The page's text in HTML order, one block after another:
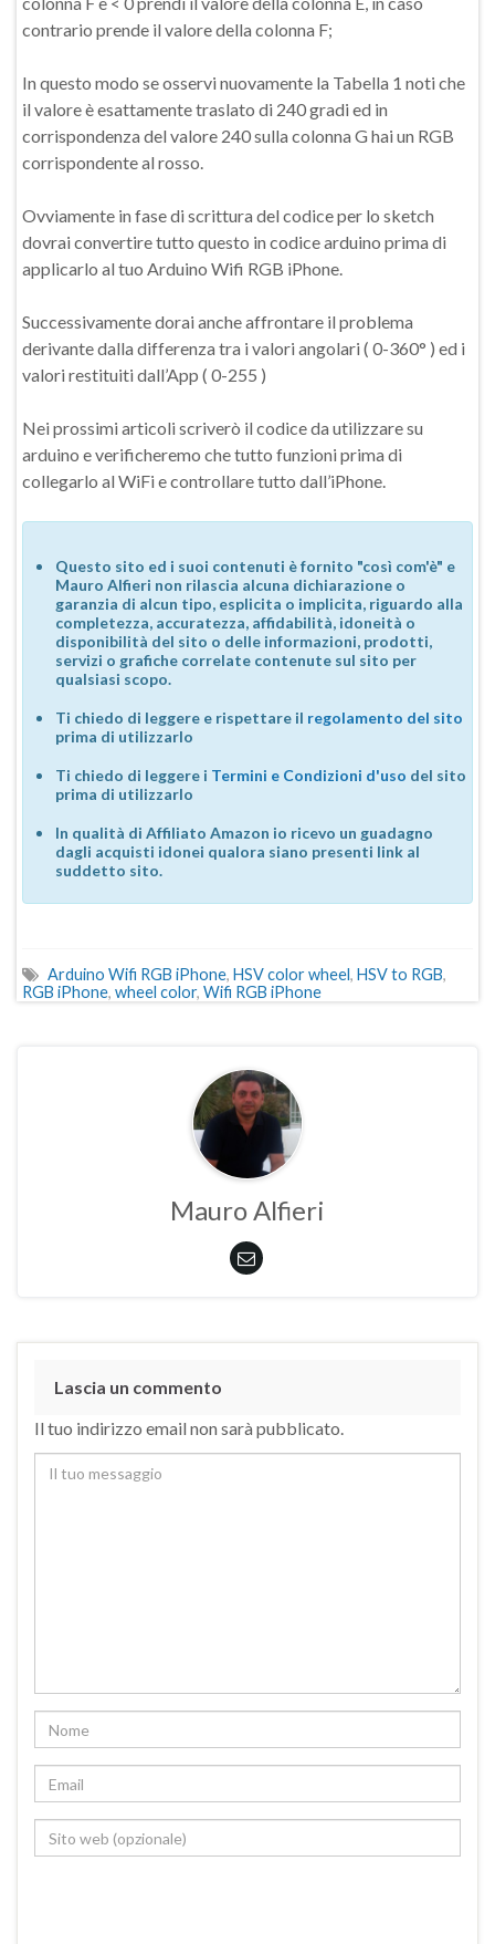
contrario prende il valore della colonna F;
In questo modo se osservi nuovamente la Tabella 1 noti che
il valore è esattamente traslato di 240 gradi ed in
corrispondenza del valore 240 sulla colonna G hai un RGB
corrispondente al rosso.
Ovviamente in fase di scrittura del codice per lo sketch
dovrai convertire tutto questo in codice arduino prima di
applicarlo al tuo Arduino Wifi RGB iPhone.
Successivamente dorai anche affrontare il problema
derivante dalla differenza tra i valori angolari ( 0-360° ) ed i
valori restituiti dall’App ( 0-255 )
Nei prossimi articoli scriverò il codice da utilizzare su
arduino e verificheremo che tutto funzioni prima di
collegarlo al WiFi e controllare tutto dall’iPhone.
Questo sito ed i suoi contenuti è fornito "così com'è" e
Mauro Alfieri non rilascia alcuna dichiarazione o
garanzia di alcun tipo, esplicita o implicita, riguardo alla
completezza, accuratezza, affidabilità, idoneità o
disponibilità del sito o delle informazioni, prodotti,
servizi o grafiche correlate contenute sul sito per
qualsiasi scopo.
Ti chiedo di leggere e rispettare il regolamento del sito
prima di utilizzarlo
Ti chiedo di leggere i Termini e Condizioni d'uso del sito
prima di utilizzarlo
In qualità di Affiliato Amazon io ricevo un guadagno
dagli acquisti idonei qualora siano presenti link al
suddetto sito.
Arduino Wifi RGB iPhone, HSV color wheel, HSV to RGB,
RGB iPhone, wheel color, Wifi RGB iPhone
Mauro Alfieri
Lascia un commento
Il tuo indirizzo email non sarà pubblicato.